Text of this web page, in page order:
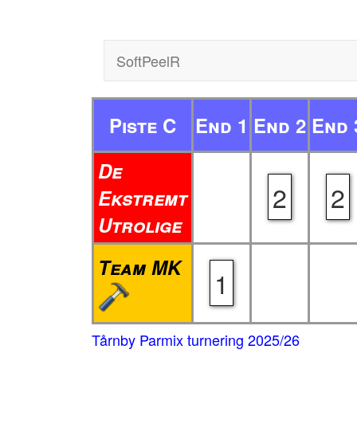
SoftPeelR
Piste C End 1 End 2 End
De
Ekstremt
Utrolige
2 2
Team MK 1
Tårnby Parmix turnering 2025/26